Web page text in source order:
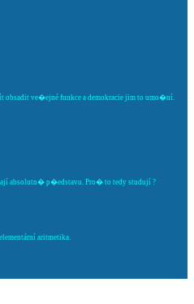
ve�ejné funkce a demokracie jim to umo�ní.
absolutn� p�edstavu. Pro� to tedy studují ?
aritmetika.